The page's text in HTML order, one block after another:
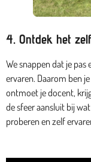
4. Ontdek het
We snappen dat je
ervaren. Daarom ben
ontmoet je docent,
de sfeer aansluit bij
proberen en zelf